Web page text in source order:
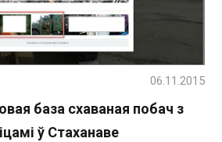
база схаваная побач з
ў Стаханаве
06.11.2015